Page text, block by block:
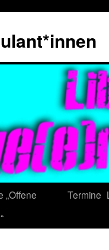
„Offene
Termine